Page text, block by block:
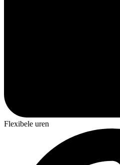
Flexibele uren